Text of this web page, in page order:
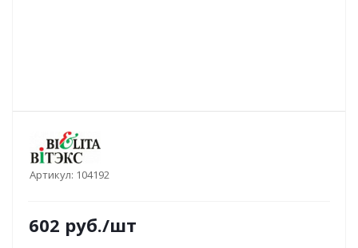
Артикул: 104192
602 руб./шт